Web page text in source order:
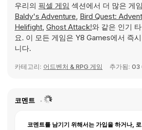
우리의 픽셀 게임 섹션에서 더 많은 게
Baldy's Adventure, Bird Quest:
Helifight, Ghost Attack!와 같은 인기
요. 이 모든 게임은 Y8 Games에서 즉
니다.
카테고리: 어드벤처 & RPG 게임 추가됨: 03
코멘트
코멘트를 남기기 위해서는 가입을 하거나,